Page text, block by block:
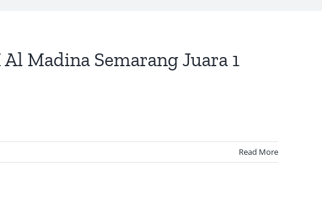
Madina Semarang Juara 1
Read More